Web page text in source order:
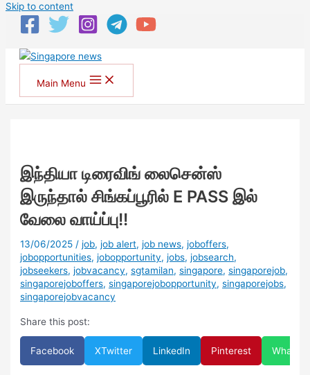
Skip to content
Main Menu
இந்தியா டிரைவிங் லைசென்ஸ்
இருந்தால் சிங்கப்பூரில் E PASS இல்
வேலை வாய்ப்பு!!
13/06/2025 /job,job alert,job news,joboffers,
jobopportunities,jobopportunity,jobs,jobsearch,
jobseekers,jobvacancy,sgtamilan,singapore,singaporejob,
singaporejoboffers,singaporejobopportunity,singaporejobs,
singaporejobvacancy
Share this post:
Facebook XTwitter LinkedIn Pinterest